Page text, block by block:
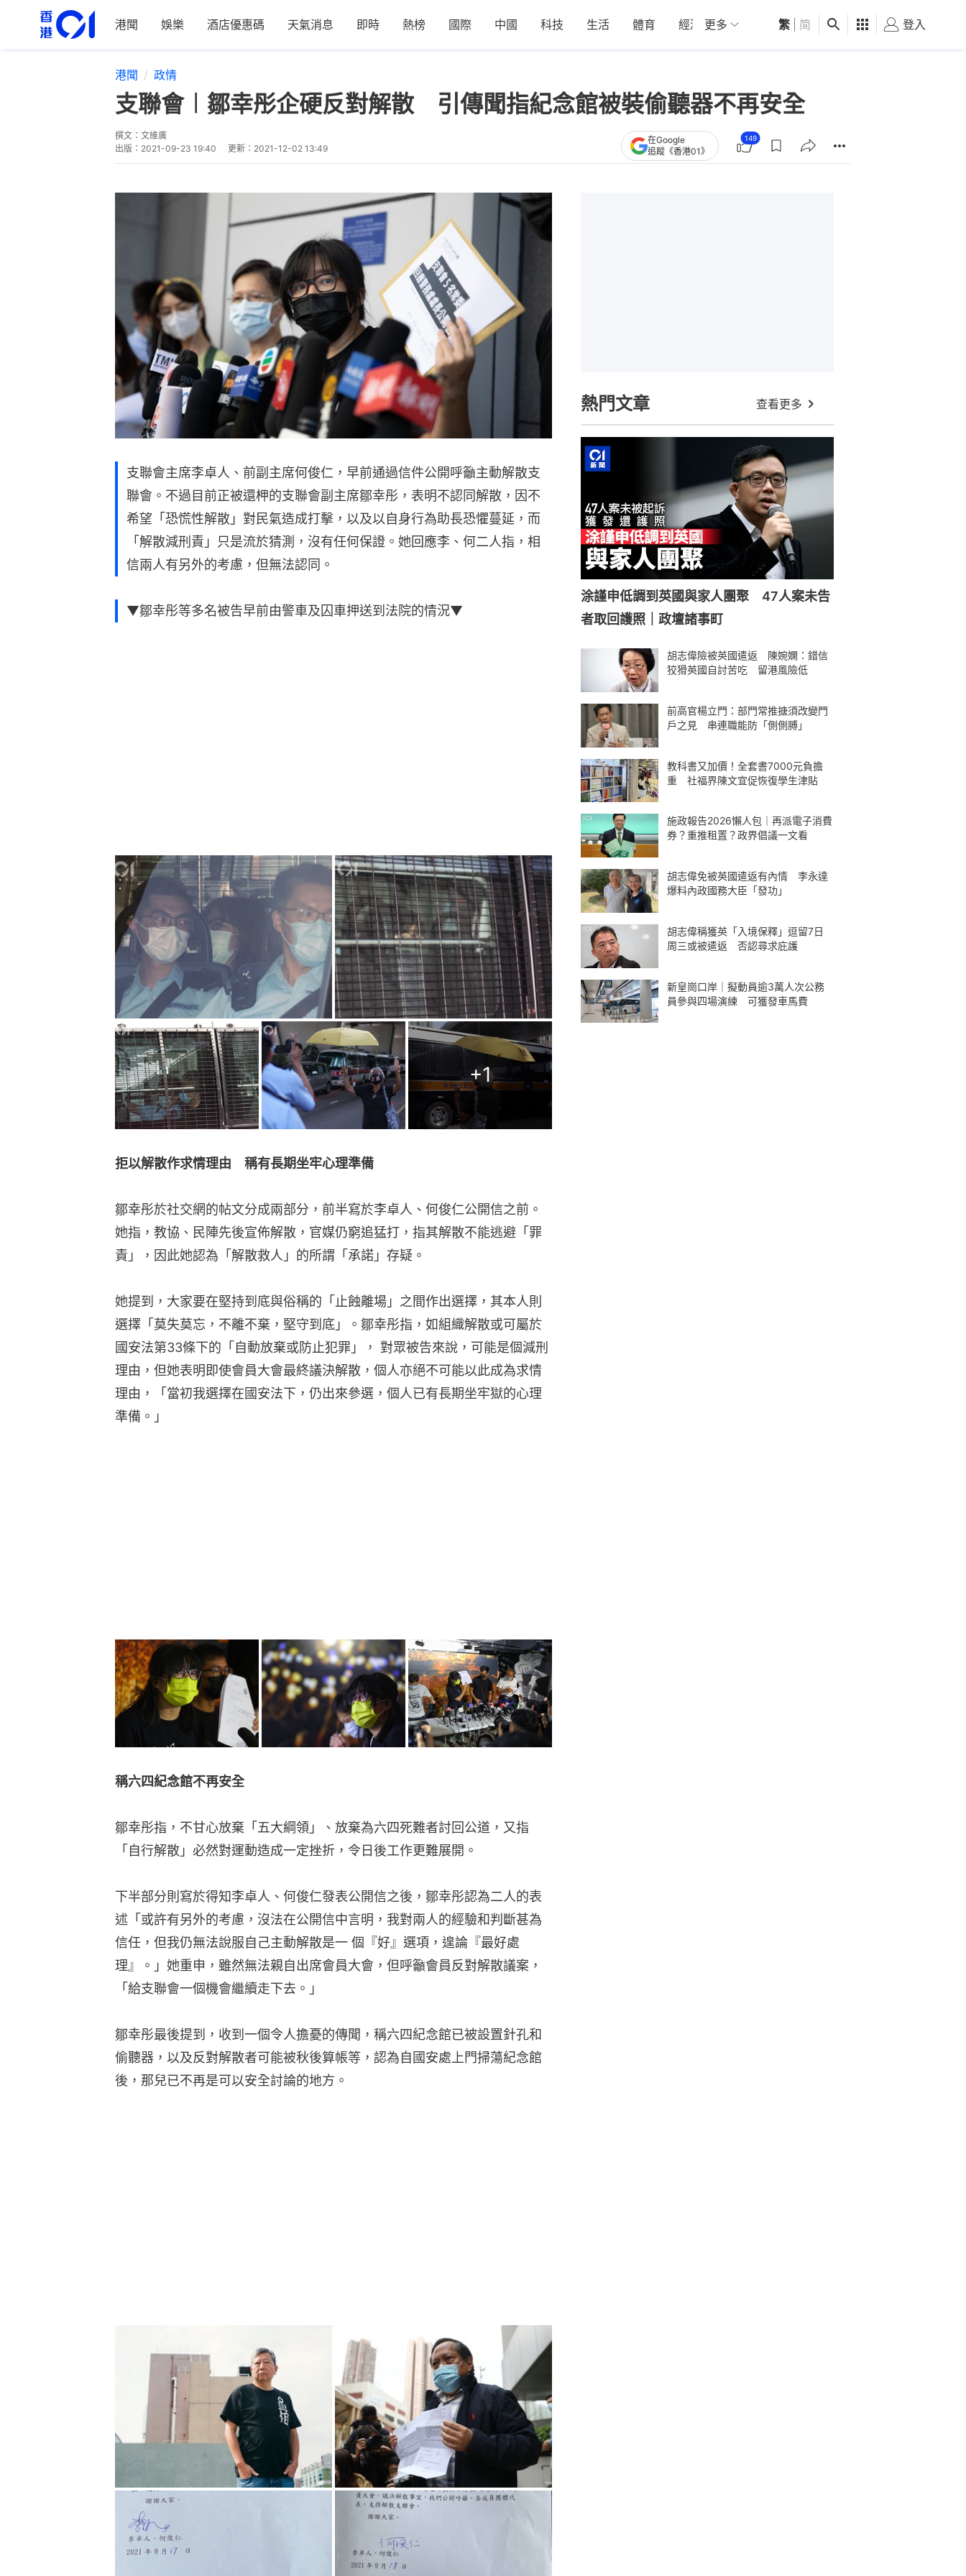
港聞 娛樂 酒店優惠碼 天氣消息 即時 熱榜 國際 中國 科技 生活 體育 經濟 01深圳 觀點 健康 好食玩飛
更多 繁 简 登入
港聞 政情
支聯會︱鄒幸彤企硬反對解散 引傳聞指紀念館被裝偷聽器不再安全
撰文： 文維廣
出版： 2021-09-23 19:40 更新： 2021-12-02 13:49
在Google
追蹤《香港01》
149
支聯會主席李卓人、前副主席何俊仁，早前通過信件公開呼籲主動解散支
聯會。不過目前正被還柙的支聯會副主席鄒幸彤，表明不認同解散，因不
希望「恐慌性解散」對民氣造成打擊，以及以自身行為助長恐懼蔓延，而
「解散減刑責」只是流於猜測，沒有任何保證。她回應李、何二人指，相
信兩人有另外的考慮，但無法認同。
▼鄒幸彤等多名被告早前由警車及囚車押送到法院的情況▼
+1
拒以解散作求情理由　稱有長期坐牢心理準備
鄒幸彤於社交網的帖文分成兩部分，前半寫於李卓人、何俊仁公開信之前。
她指，教協、民陣先後宣佈解散，官媒仍窮追猛打，指其解散不能逃避「罪
責」，因此她認為「解散救人」的所謂「承諾」存疑。
她提到，大家要在堅持到底與俗稱的「止蝕離場」之間作出選擇，其本人則
選擇「莫失莫忘，不離不棄，堅守到底」。鄒幸彤指，如組織解散或可屬於
國安法第33條下的「自動放棄或防止犯罪」， 對眾被告來說，可能是個減刑
理由，但她表明即使會員大會最終議決解散，個人亦絕不可能以此成為求情
理由，「當初我選擇在國安法下，仍出來參選，個人已有長期坐牢獄的心理
準備。」
稱六四紀念館不再安全
鄒幸彤指，不甘心放棄「五大綱領」、放棄為六四死難者討回公道，又指
「自行解散」必然對運動造成一定挫折，令日後工作更難展開。
下半部分則寫於得知李卓人、何俊仁發表公開信之後，鄒幸彤認為二人的表
述「或許有另外的考慮，沒法在公開信中言明，我對兩人的經驗和判斷甚為
信任，但我仍無法說服自己主動解散是一 個『好』選項，遑論『最好處
理』。」她重申，雖然無法親自出席會員大會，但呼籲會員反對解散議案，
「給支聯會一個機會繼續走下去。」
鄒幸彤最後提到，收到一個令人擔憂的傳聞，稱六四紀念館已被設置針孔和
偷聽器，以及反對解散者可能被秋後算帳等，認為自國安處上門掃蕩紀念館
後，那兒已不再是可以安全討論的地方。
熱門文章 查看更多
涂謹申低調到英國與家人團聚 47人案未告
者取回護照｜政壇諸事町
胡志偉險被英國遣返 陳婉嫻：錯信
狡猾英國自討苦吃 留港風險低
前高官楊立門：部門常推搪須改變門
戶之見 串連職能防「側側膊」
教科書又加價！全套書7000元負擔
重 社福界陳文宜促恢復學生津貼
施政報告2026懶人包｜再派電子消費
券？重推租置？政界倡議一文看
胡志偉免被英國遣返有內情 李永達
爆料內政國務大臣「發功」
胡志偉稱獲英「入境保釋」逗留7日
周三或被遣返 否認尋求庇護
新皇崗口岸｜擬動員逾3萬人次公務
員參與四場演練 可獲發車馬費